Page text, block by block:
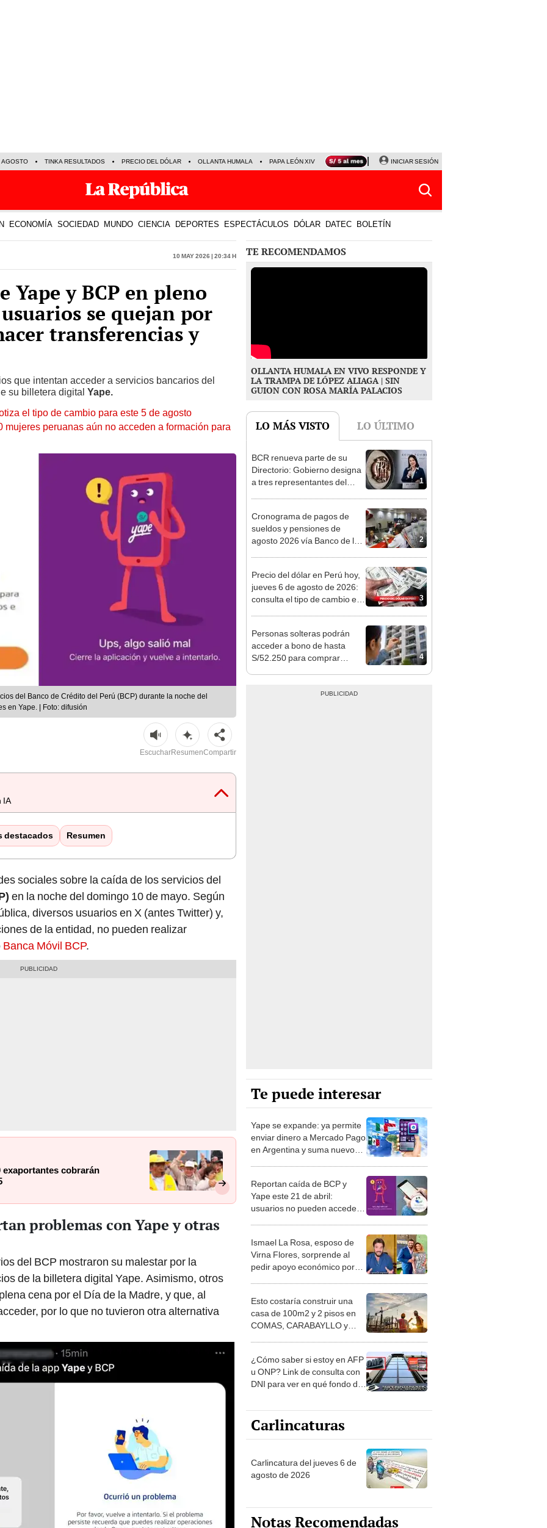
AGOSTO TINKA RESULTADOS PRECIO DEL DÓLAR OLLANTA HUMALA PAPA LEÓN XIV NALDY SALDAÑA LA BELLA LUZ
INICIAR SESIÓN
ECONOMÍA SOCIEDAD MUNDO CIENCIA DEPORTES ESPECTÁCULOS DÓLAR DATEC BOLETÍN
10 May 2026 | 20:34 h
Yape y BCP en pleno
se quejan por
transferencias y
que intentan acceder a servicios bancarios del
su billetera digital Yape.
el tipo de cambio para este 5 de agosto
peruanas aún no acceden a formación para
del Banco de Crédito del Perú (BCP) durante la noche del
en Yape. | Foto: difusión
EscucharResumenCompartir
IA
destacados Resumen
sociales sobre la caída de los servicios del
en la noche del domingo 10 de mayo. Según
diversos usuarios en X (antes Twitter) y,
de la entidad, no pueden realizar
Banca Móvil BCP.
exaportantes cobrarán
problemas con Yape y otras
del BCP mostraron su malestar por la
de la billetera digital Yape. Asimismo, otros
cena por el Día de la Madre, y que, al
por lo que no tuvieron otra alternativa
TE RECOMENDAMOS
OLLANTA HUMALA EN VIVO RESPONDE Y
LA TRAMPA DE LÓPEZ ALIAGA | SIN
GUION CON ROSA MARÍA PALACIOS
LO MÁS VISTO LO ÚLTIMO
1
BCR renueva parte de su
Directorio: Gobierno designa
a tres representantes del
2
Cronograma de pagos de
sueldos y pensiones de
agosto 2026 vía Banco de la
3
Precio del dólar en Perú hoy,
jueves 6 de agosto de 2026:
consulta el tipo de cambio en
4
Personas solteras podrán
acceder a bono de hasta
S/52.250 para comprar
Te puede interesar
Yape se expande: ya permite
enviar dinero a Mercado Pago
en Argentina y suma nuevos
Reportan caída de BCP y
Yape este 21 de abril:
usuarios no pueden acceder a
Ismael La Rosa, esposo de
Virna Flores, sorprende al
pedir apoyo económico por
Esto costaría construir una
casa de 100m2 y 2 pisos en
COMAS, CARABAYLLO y
¿Cómo saber si estoy en AFP
u ONP? Link de consulta con
DNI para ver en qué fondo de
Carlincaturas
Carlincatura del jueves 6 de
agosto de 2026
Notas Recomendadas